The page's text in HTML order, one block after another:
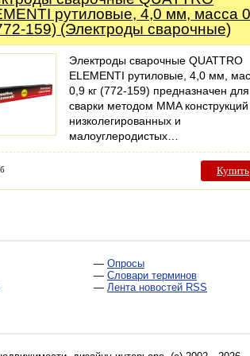
рутиловые, 4,0 мм, масса
159) (Электроды сварочные)
Электроды сварочные QUATTRO
ELEMENTI рутиловые, 4,0 мм,
0,9 кг (772-159) предназначен для
сварки методом MMA конструкций
низколегированных и
малоуглеродистых…
Купить
— Опросы
— Словари терминов
— Лента новостей RSS